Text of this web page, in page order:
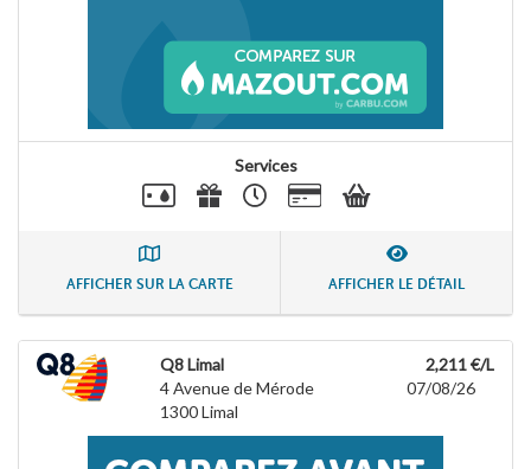
Services
AFFICHER SUR LA CARTE AFFICHER LE DÉTAIL
Q8 Limal
4 Avenue de Mérode
1300Limal
2,211 €/L
07/08/26